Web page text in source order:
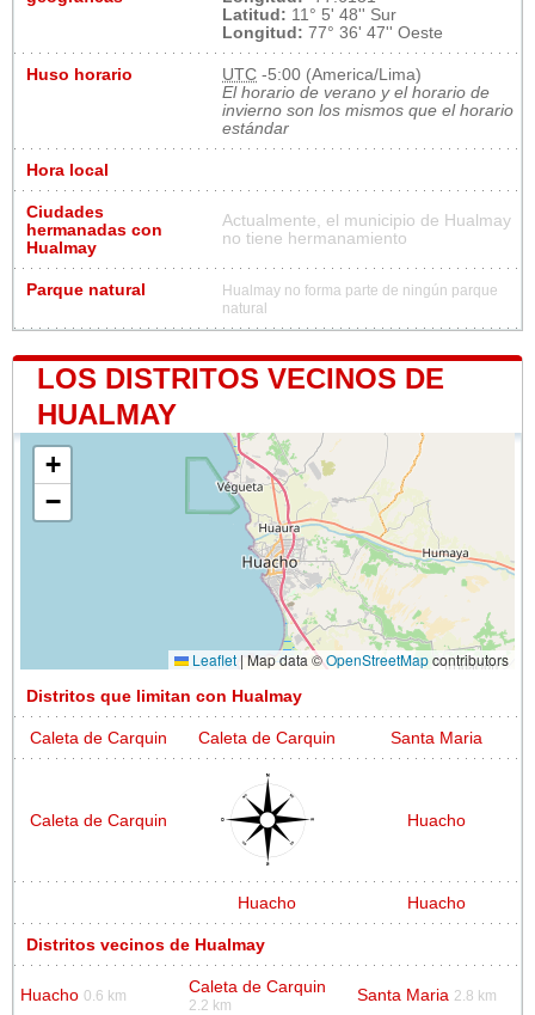
Latitud: 11° 5' 48'' Sur
Longitud: 77° 36' 47'' Oeste
Huso horario UTC -5:00 (America/Lima)
El horario de verano y el horario de
invierno son los mismos que el horario
estándar
Hora local
Ciudades
hermanadas con
Hualmay
Actualmente, el municipio de Hualmay
no tiene hermanamiento
Parque natural
Hualmay no forma parte de ningún parque
natural
LOS DISTRITOS VECINOS DE
HUALMAY
+
−
Leaflet | Map data ©OpenStreetMapcontributors
Distritos que limitan con Hualmay
Caleta de Carquin Caleta de Carquin Santa Maria
Caleta de Carquin Huacho
Huacho Huacho
Distritos vecinos de Hualmay
Huacho 0.6 km Caleta de Carquin
2.2 km
Santa Maria 2.8 km